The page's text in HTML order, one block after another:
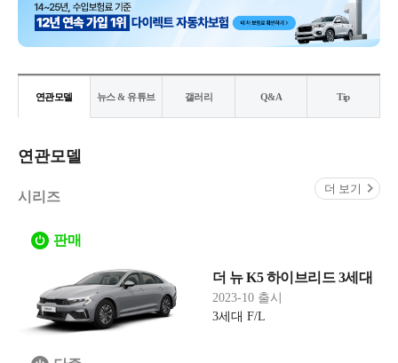
연관모델 뉴스 & 유튜브 갤러리 Q&A Tip
연관모델
시리즈
더 보기
판매
더 뉴 K5 하이브리드 3세대
2023-10 출시
3세대 F/L